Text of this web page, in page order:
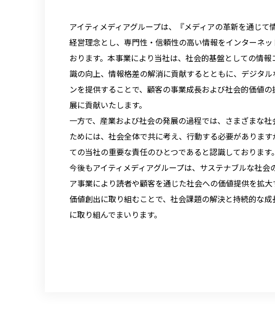
アイティメディアグループは、『メディアの革新を通じ
経営理念とし、専門性・信頼性の高い情報をインターネ
おります。本事業により当社は、社会的基盤としての情
識の向上、情報格差の解消に貢献するとともに、デジタ
ンを提供することで、顧客の事業成長および社会的価値
展に貢献いたします。
一方で、産業および社会の発展の過程では、さまざまな
ためには、社会全体で共に考え、行動する必要がありま
ての当社の重要な責任のひとつであると認識しております。
今後もアイティメディアグループは、サステナブルな社
ア事業により読者や顧客を通じた社会への価値提供を拡
価値創出に取り組むことで、社会課題の解決と持続的な
に取り組んでまいります。